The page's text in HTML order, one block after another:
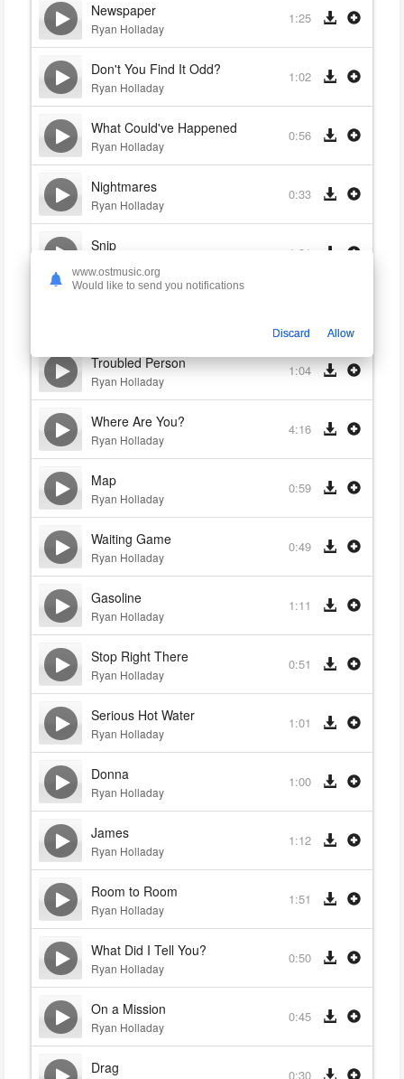
Newspaper
Ryan Holladay
1:25
Don't You Find It Odd?
Ryan Holladay
1:02
What Could've Happened
Ryan Holladay
0:56
Nightmares
Ryan Holladay
0:33
Snip 1:21
Troubled Person
Ryan Holladay
1:04
Where Are You?
Ryan Holladay
4:16
Map
Ryan Holladay
0:59
Waiting Game
Ryan Holladay
0:49
Gasoline
Ryan Holladay
1:11
Stop Right There
Ryan Holladay
0:51
Serious Hot Water
Ryan Holladay
1:01
Donna
Ryan Holladay
1:00
James
Ryan Holladay
1:12
Room to Room
Ryan Holladay
1:51
What Did I Tell You?
Ryan Holladay
0:50
On a Mission
Ryan Holladay
0:45
Drag 0:30
www.ostmusic.org
Would like to send you notifications
Discard Allow